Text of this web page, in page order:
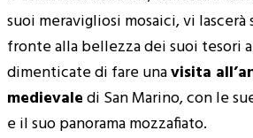
suoi meravigliosi mosaici, vi lascerà
fronte alla bellezza dei suoi tesori
dimenticate di fare unavisita
medievaledi San Marino, con le
e il suo panorama mozzafiato.